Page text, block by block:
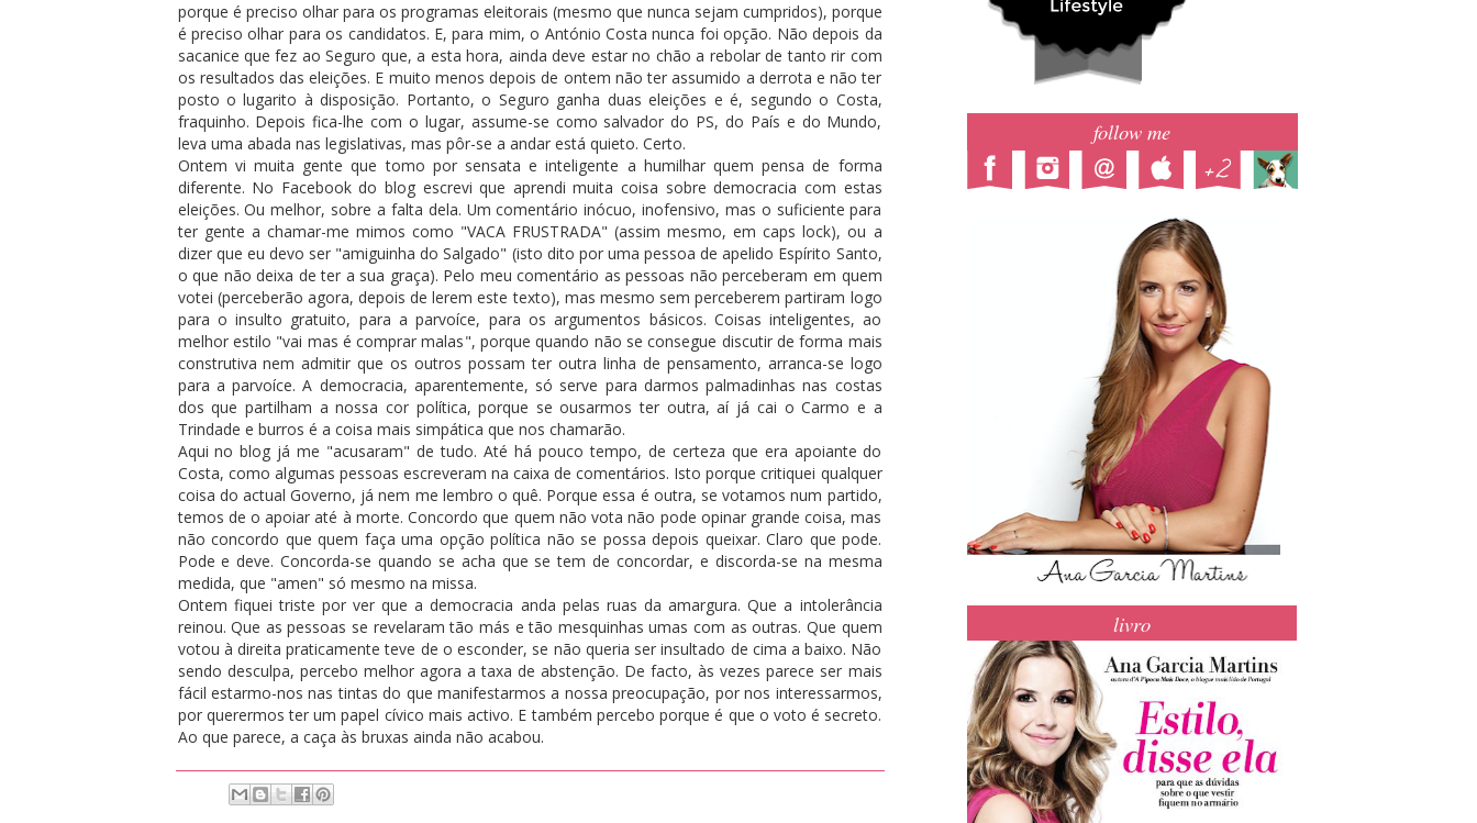
porque é preciso olhar para os programas eleitorais (mesmo que nunca sejam cumpridos), porque
é preciso olhar para os candidatos. E, para mim, o António Costa nunca foi opção. Não depois da
sacanice que fez ao Seguro que, a esta hora, ainda deve estar no chão a rebolar de tanto rir com
os resultados das eleições. E muito menos depois de ontem não ter assumido a derrota e não ter
posto o lugarito à disposição. Portanto, o Seguro ganha duas eleições e é, segundo o Costa,
fraquinho. Depois fica-lhe com o lugar, assume-se como salvador do PS, do País e do Mundo,
leva uma abada nas legislativas, mas pôr-se a andar está quieto. Certo.
Ontem vi muita gente que tomo por sensata e inteligente a humilhar quem pensa de forma
diferente. No Facebook do blog escrevi que aprendi muita coisa sobre democracia com estas
eleições. Ou melhor, sobre a falta dela. Um comentário inócuo, inofensivo, mas o suficiente para
ter gente a chamar-me mimos como "VACA FRUSTRADA" (assim mesmo, em caps lock), ou a
dizer que eu devo ser "amiguinha do Salgado" (isto dito por uma pessoa de apelido Espírito Santo,
o que não deixa de ter a sua graça). Pelo meu comentário as pessoas não perceberam em quem
votei (perceberão agora, depois de lerem este texto), mas mesmo sem perceberem partiram logo
para o insulto gratuito, para a parvoíce, para os argumentos básicos. Coisas inteligentes, ao
melhor estilo "vai mas é comprar malas", porque quando não se consegue discutir de forma mais
construtiva nem admitir que os outros possam ter outra linha de pensamento, arranca-se logo
para a parvoíce. A democracia, aparentemente, só serve para darmos palmadinhas nas costas
dos que partilham a nossa cor política, porque se ousarmos ter outra, aí já cai o Carmo e a
Trindade e burros é a coisa mais simpática que nos chamarão.
Aqui no blog já me "acusaram" de tudo. Até há pouco tempo, de certeza que era apoiante do
Costa, como algumas pessoas escreveram na caixa de comentários. Isto porque critiquei qualquer
coisa do actual Governo, já nem me lembro o quê. Porque essa é outra, se votamos num partido,
temos de o apoiar até à morte. Concordo que quem não vota não pode opinar grande coisa, mas
não concordo que quem faça uma opção política não se possa depois queixar. Claro que pode.
Pode e deve. Concorda-se quando se acha que se tem de concordar, e discorda-se na mesma
medida, que "amen" só mesmo na missa.
Ontem fiquei triste por ver que a democracia anda pelas ruas da amargura. Que a intolerância
reinou. Que as pessoas se revelaram tão más e tão mesquinhas umas com as outras. Que quem
votou à direita praticamente teve de o esconder, se não queria ser insultado de cima a baixo. Não
sendo desculpa, percebo melhor agora a taxa de abstenção. De facto, às vezes parece ser mais
fácil estarmo-nos nas tintas do que manifestarmos a nossa preocupação, por nos interessarmos,
por querermos ter um papel cívico mais activo. E também percebo porque é que o voto é secreto.
Ao que parece, a caça às bruxas ainda não acabou.
follow me
livro